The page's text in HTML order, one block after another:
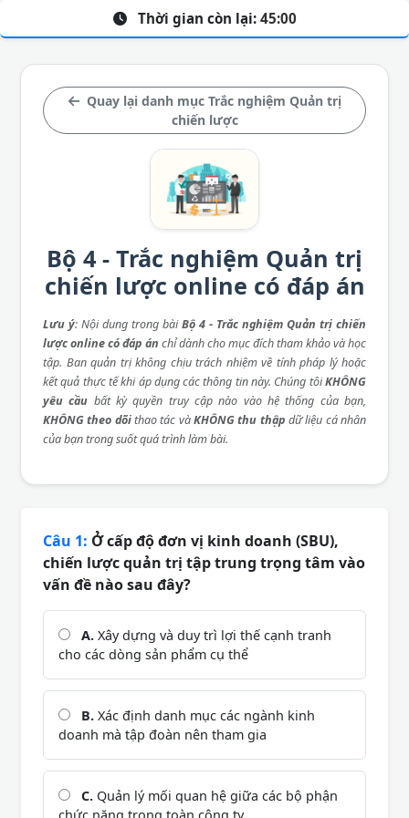
Quay lại danh mục Trắc nghiệm Quản trị
chiến lược
Bộ 4 - Trắc nghiệm Quản trị
chiến lược online có đáp án
Lưu ý: Nội dung trong bàiBộ 4 - Trắc nghiệm Quản trị chiến
lược online có đáp án chỉ dành cho mục đích tham khảo và học
tập. Ban quản trị không chịu trách nhiệm về tính pháp lý hoặc
kết quả thực tế khi áp dụng các thông tin này. Chúng tôiKHÔNG
yêu cầu bất kỳ quyền truy cập nào vào hệ thống của bạn,
KHÔNG theo dõithao tác vàKHÔNG thu thập dữ liệu cá nhân
của bạn trong suốt quá trình làm bài.
Thời gian còn lại: 45:00
Câu 1: Ở cấp độ đơn vị kinh doanh (SBU),
chiến lược quản trị tập trung trọng tâm vào
vấn đề nào sau đây?
A. Xây dựng và duy trì lợi thế cạnh tranh
cho các dòng sản phẩm cụ thể
B. Xác định danh mục các ngành kinh
doanh mà tập đoàn nên tham gia
C. Quản lý mối quan hệ giữa các bộ phận